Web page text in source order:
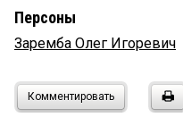
Персоны
Заремба Олег Игоревич
Комментировать